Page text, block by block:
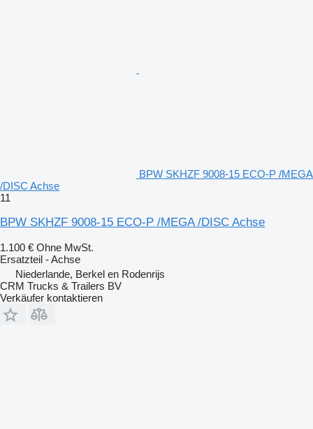
BPW SKHZF 9008-15 ECO-P /MEGA
/DISC Achse
11
BPW SKHZF 9008-15 ECO-P /MEGA /DISC Achse
1.100 € Ohne MwSt.
Ersatzteil - Achse
Niederlande, Berkel en Rodenrijs
CRM Trucks & Trailers BV
Verkäufer kontaktieren